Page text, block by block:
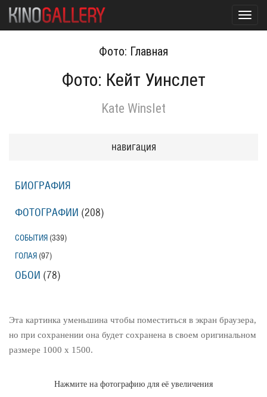
Фото: Главная
Фото: Кейт Уинслет
Kate Winslet
Нажмите на фотографию для её увеличения
Эта картинка уменьшина чтобы поместиться в экран браузера,
но при сохранении она будет сохранена в своем оригинальном
размере 1000 x 1500.
навигация
БИОГРАФИЯ
ФОТОГРАФИИ (208)
СОБЫТИЯ (339)
ГОЛАЯ (97)
ОБОИ (78)